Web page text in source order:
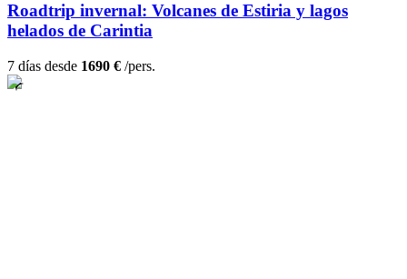
Roadtrip invernal: Volcanes de Estiria y lagos
helados de Carintia
7 días desde 1690 € /pers.